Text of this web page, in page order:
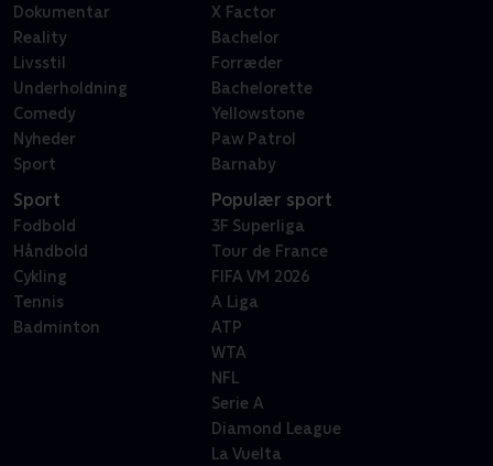
Dokumentar
Reality
Livsstil
Underholdning
Comedy
Nyheder
Sport
X Factor
Bachelor
Forræder
Bachelorette
Yellowstone
Paw Patrol
Barnaby
Sport
Fodbold
Håndbold
Cykling
Tennis
Badminton
Populær sport
3F Superliga
Tour de France
FIFA VM 2026
A Liga
ATP
WTA
NFL
Serie A
Diamond League
La Vuelta